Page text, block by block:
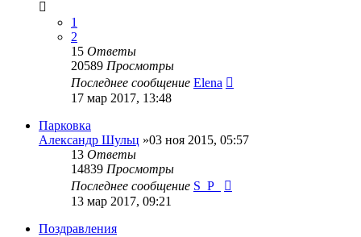
1
2
15 Ответы
20589 Просмотры
Последнее сообщение Elena
17 мар 2017, 13:48
Парковка
Александр Шульц »03 ноя 2015, 05:57
13 Ответы
14839 Просмотры
Последнее сообщение S_P_
13 мар 2017, 09:21
Поздравления